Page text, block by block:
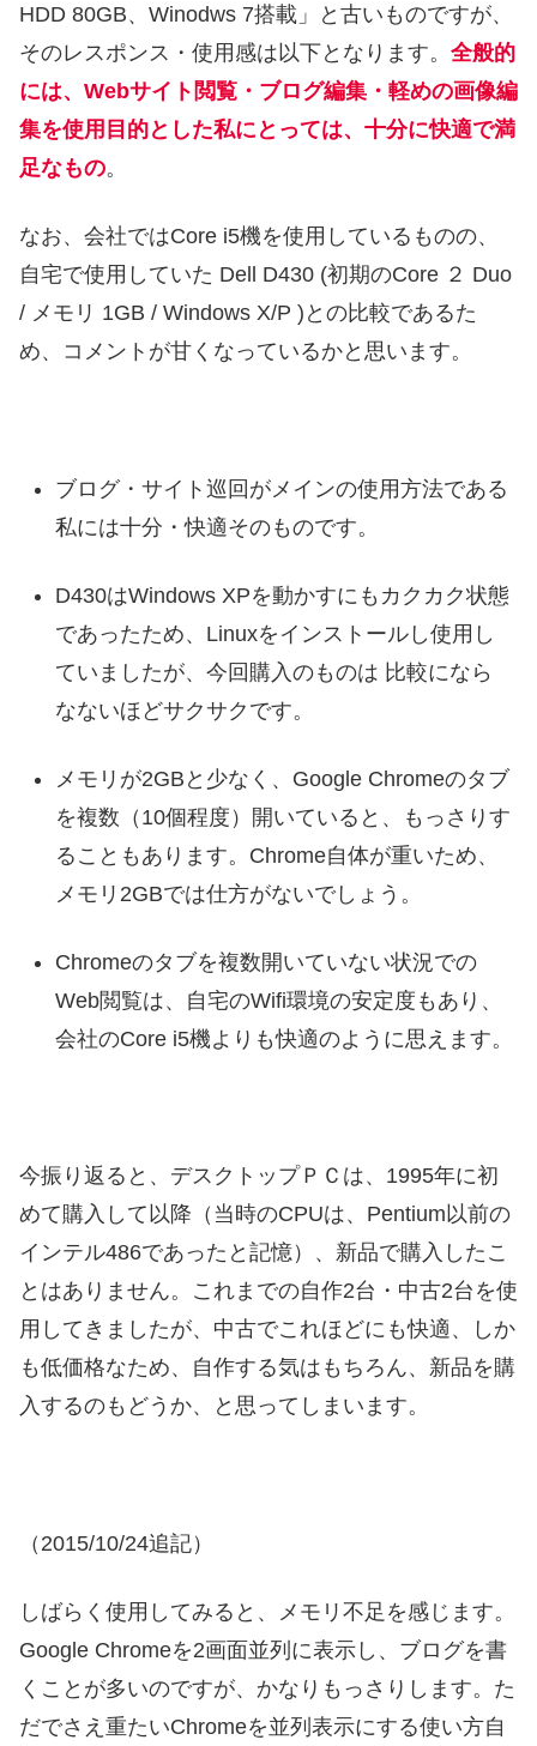
HDD 80GB、Winodws 7搭載」と古いものですが、
そのレスポンス・使用感は以下となります。 全般的
には、Webサイト閲覧・ブログ編集・軽めの画像編
集を使用目的とした私にとっては、十分に快適で満
足なもの。
なお、会社ではCore i5機を使用しているものの、
自宅で使用していた Dell D430 (初期のCore ２ Duo
/ メモリ 1GB / Windows X/P )との比較であるた
め、コメントが甘くなっているかと思います。
ブログ・サイト巡回がメインの使用方法である
私には十分・快適そのものです。
D430はWindows XPを動かすにもカクカク状態
であったため、Linuxをインストールし使用し
ていましたが、今回購入のものは 比較になら
なないほどサクサクです。
メモリが2GBと少なく、Google Chromeのタブ
を複数（10個程度）開いていると、もっさりす
ることもあります。Chrome自体が重いため、
メモリ2GBでは仕方がないでしょう。
Chromeのタブを複数開いていない状況での
Web閲覧は、自宅のWifi環境の安定度もあり、
会社のCore i5機よりも快適のように思えます。
今振り返ると、デスクトップＰＣは、1995年に初
めて購入して以降（当時のCPUは、Pentium以前の
インテル486であったと記憶）、新品で購入したこ
とはありません。これまでの自作2台・中古2台を使
用してきましたが、中古でこれほどにも快適、しか
も低価格なため、自作する気はもちろん、新品を購
入するのもどうか、と思ってしまいます。
（2015/10/24追記）
しばらく使用してみると、メモリ不足を感じます。
Google Chromeを2画面並列に表示し、ブログを書
くことが多いのですが、かなりもっさりします。た
だでさえ重たいChromeを並列表示にする使い方自